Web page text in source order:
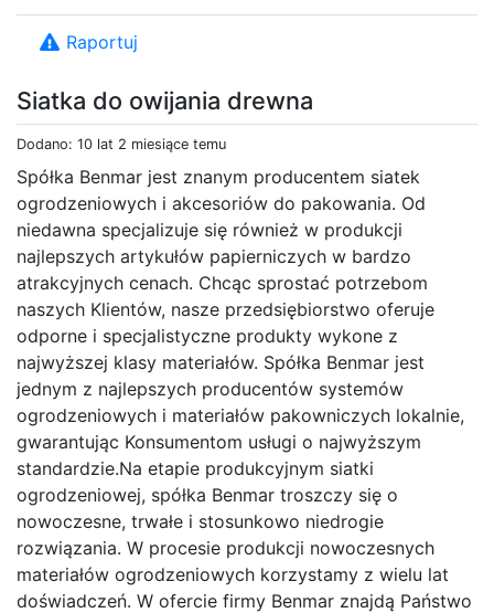
Siatka do owijania drewna
Dodano: 10 lat 2 miesiące temu
Spółka Benmar jest znanym producentem siatek
ogrodzeniowych i akcesoriów do pakowania. Od
niedawna specjalizuje się również w produkcji
najlepszych artykułów papierniczych w bardzo
atrakcyjnych cenach. Chcąc sprostać potrzebom
naszych Klientów, nasze przedsiębiorstwo oferuje
odporne i specjalistyczne produkty wykone z
najwyższej klasy materiałów. Spółka Benmar jest
jednym z najlepszych producentów systemów
ogrodzeniowych i materiałów pakowniczych lokalnie,
gwarantując Konsumentom usługi o najwyższym
standardzie.Na etapie produkcyjnym siatki
ogrodzeniowej, spółka Benmar troszczy się o
nowoczesne, trwałe i stosunkowo niedrogie
rozwiązania. W procesie produkcji nowoczesnych
materiałów ogrodzeniowych korzystamy z wielu lat
doświadczeń. W ofercie firmy Benmar znajdą Państwo
Raportuj